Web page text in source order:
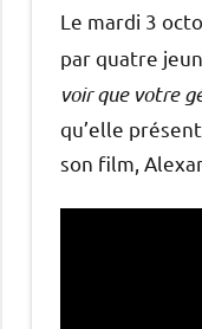
Le mardi 3
par quatre
voir que votre
qu’elle
son film,